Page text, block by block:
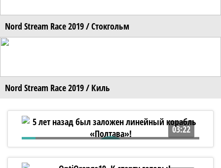
Nord Stream Race 2019 / Стокгольм
Nord Stream Race 2019 / Киль
03:22
5 лет назад был заложен линейный
корабль «Полтава»!